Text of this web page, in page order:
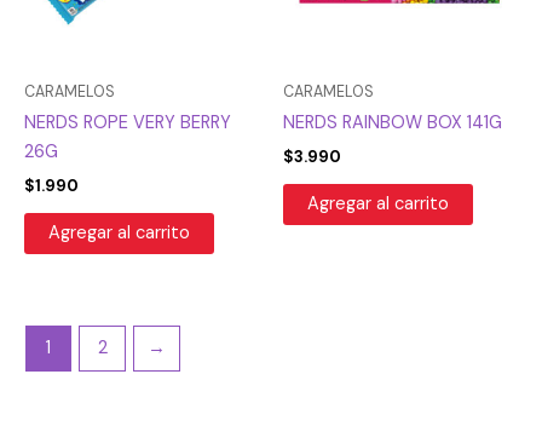
CARAMELOS
NERDS ROPE VERY BERRY
26G
$1.990
Agregar al carrito
CARAMELOS
NERDS RAINBOW BOX 141G
$3.990
Agregar al carrito
1 2 →